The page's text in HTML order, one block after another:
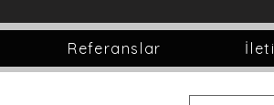
Referanslar